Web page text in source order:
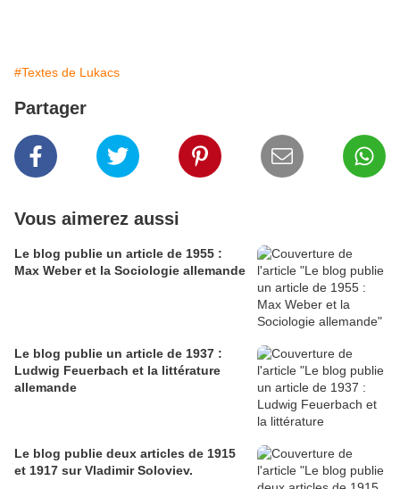
#Textes de Lukacs
Partager
Vous aimerez aussi
Le blog publie un article de 1955 :
Max Weber et la Sociologie allemande
Le blog publie un article de 1937 :
Ludwig Feuerbach et la littérature
allemande
Le blog publie deux articles de 1915
et 1917 sur Vladimir Soloviev.